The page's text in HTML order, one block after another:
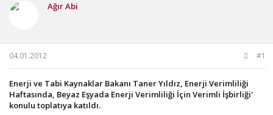
b
u
b
l
a
t
l
g
a
r
i
Ağır Abi
04.01.2012 #1
Enerji ve Tabi Kaynaklar Bakanı Taner Yıldız, Enerji Verimliliği
Haftasında, Beyaz Eşyada Enerji Verimliliği İçin Verimli İşbirliği'
konulu toplatıya katıldı.